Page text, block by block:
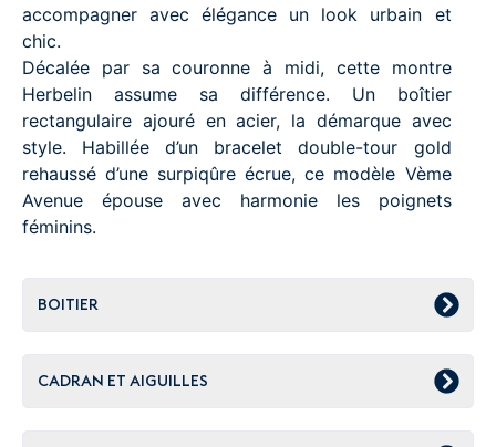
accompagner avec élégance un look urbain et
chic.
Décalée par sa couronne à midi, cette montre
Herbelin assume sa différence. Un boîtier
rectangulaire ajouré en acier, la démarque avec
style. Habillée d’un bracelet double-tour gold
rehaussé d’une surpiqûre écrue, ce modèle Vème
Avenue épouse avec harmonie les poignets
féminins.
BOITIER
CADRAN ET AIGUILLES